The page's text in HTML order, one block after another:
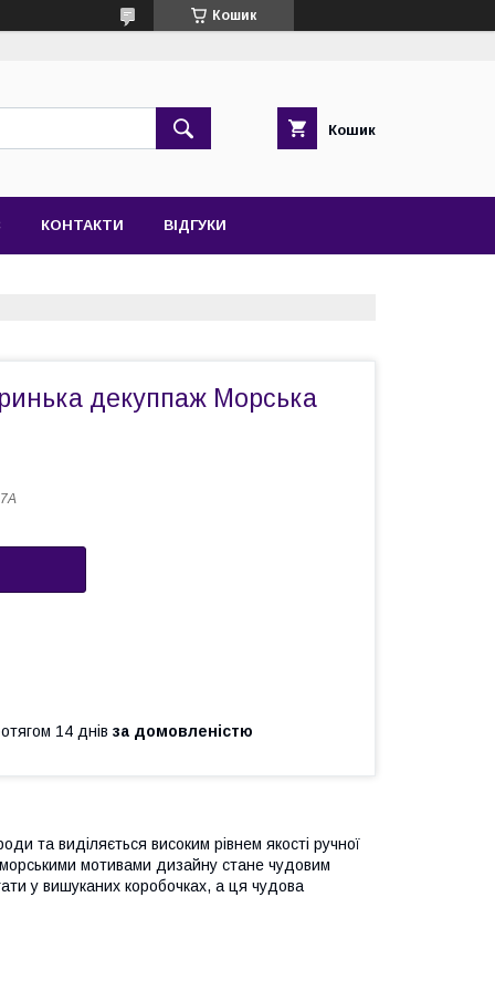
Кошик
Кошик
КОНТАКТИ ВІДГУКИ
декуппаж Морська
14 днів за домовленістю
та виділяється високим рівнем якості ручної
мотивами дизайну стане чудовим
у вишуканих коробочках, а ця чудова